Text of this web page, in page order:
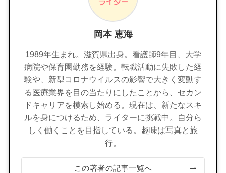
岡本 恵海
1989年生まれ。滋賀県出身。看護師9年目、大学
病院や保育園勤務を経験。転職活動に失敗した経
験や、新型コロナウイルスの影響で大きく変動す
る医療業界を目の当たりにしたことから、セカン
ドキャリアを模索し始める。現在は、新たなスキ
ルを身につけるため、ライターに挑戦中。自分ら
しく働くことを目指している。趣味は写真と旅
行。
この著者の記事一覧へ